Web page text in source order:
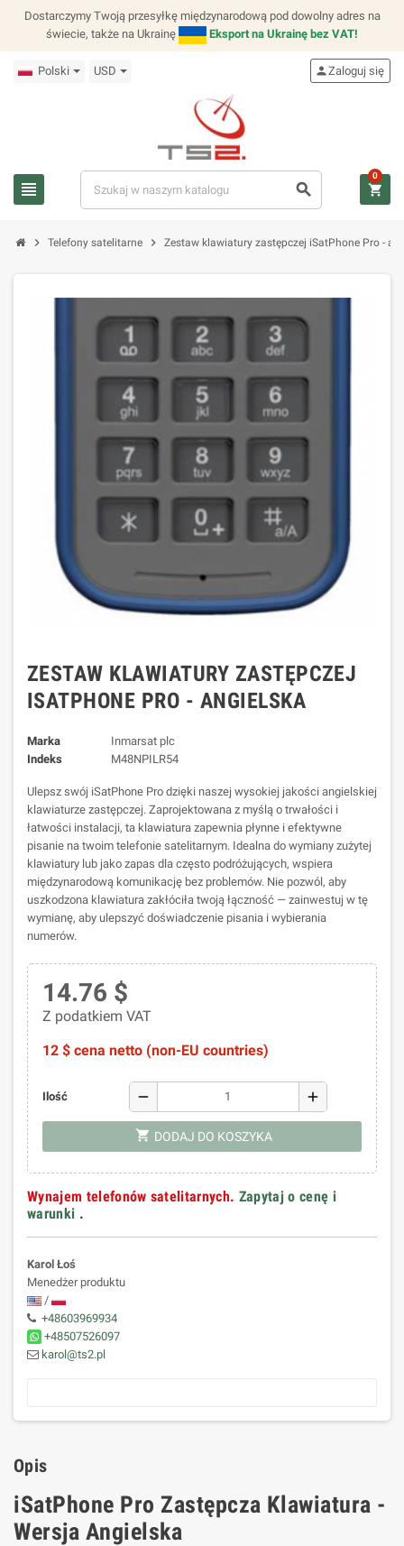
Dostarczymy Twoją przesyłkę międzynarodową pod dowolny adres na
świecie, także na Ukrainę
Eksport na Ukrainę bez VAT!
Polski USD
view_headline search
personZaloguj się
shopping_cart
0
chevron_right Telefony satelitarne chevron_right Zestaw klawiatury zastępczej iSatPhone Pro -
ZESTAW KLAWIATURY ZASTĘPCZEJ
ISATPHONE PRO - ANGIELSKA
Marka
Inmarsat plc
Indeks
M48NPILR54
Ulepsz swój iSatPhone Pro dzięki naszej wysokiej jakości angielskiej
klawiaturze zastępczej. Zaprojektowana z myślą o trwałości i
łatwości instalacji, ta klawiatura zapewnia płynne i efektywne
pisanie na twoim telefonie satelitarnym. Idealna do wymiany zużytej
klawiatury lub jako zapas dla często podróżujących, wspiera
międzynarodową komunikację bez problemów. Nie pozwól, aby
uszkodzona klawiatura zakłóciła twoją łączność — zainwestuj w tę
wymianę, aby ulepszyć doświadczenie pisania i wybierania
numerów.
14.76 $
Z podatkiem VAT
12 $ cena netto (non-EU countries)
Ilość remove add
shopping_cart DODAJ DO KOSZYKA
Wynajem telefonów satelitarnych. Zapytaj o cenę i
warunki .
Karol Łoś
Menedżer produktu
/
+48603969934
+48507526097
karol@ts2.pl
Opis
iSatPhone Pro Zastępcza Klawiatura -
Wersja Angielska